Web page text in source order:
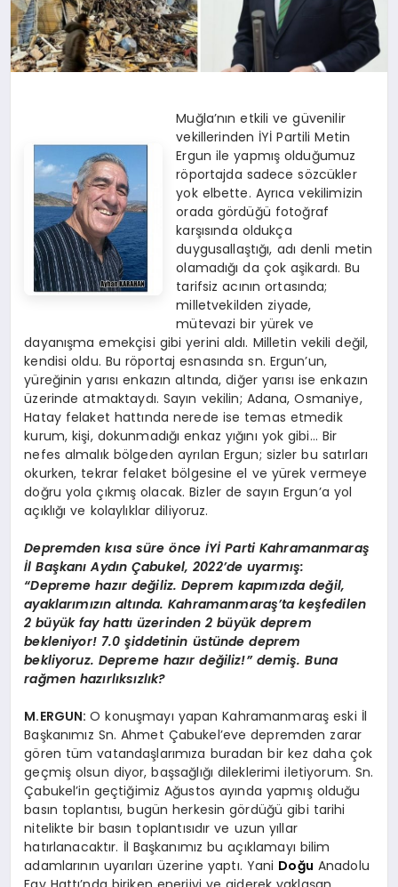
Muğla’nın etkili ve güvenilir
vekillerinden İYİ Partili Metin
Ergun ile yapmış olduğumuz
röportajda sadece sözcükler
yok elbette. Ayrıca vekilimizin
orada gördüğü fotoğraf
karşısında oldukça
duygusallaştığı, adı denli metin
olamadığı da çok aşikardı. Bu
tarifsiz acının ortasında;
milletvekilden ziyade,
mütevazi bir yürek ve
dayanışma emekçisi gibi yerini aldı. Milletin vekili değil,
kendisi oldu. Bu röportaj esnasında sn. Ergun’un,
yüreğinin yarısı enkazın altında, diğer yarısı ise enkazın
üzerinde atmaktaydı. Sayın vekilin; Adana, Osmaniye,
Hatay felaket hattında nerede ise temas etmedik
kurum, kişi, dokunmadığı enkaz yığını yok gibi… Bir
nefes almalık bölgeden ayrılan Ergun; sizler bu satırları
okurken, tekrar felaket bölgesine el ve yürek vermeye
doğru yola çıkmış olacak. Bizler de sayın Ergun’a yol
açıklığı ve kolaylıklar diliyoruz.
Depremden kısa süre önce İYİ Parti Kahramanmaraş
İl Başkanı Aydın Çabukel, 2022’de uyarmış:
“Depreme hazır değiliz. Deprem kapımızda değil,
ayaklarımızın altında. Kahramanmaraş’ta keşfedilen
2 büyük fay hattı üzerinden 2 büyük deprem
bekleniyor! 7.0 şiddetinin üstünde deprem
bekliyoruz. Depreme hazır değiliz!” demiş. Buna
rağmen hazırlıksızlık?
M.ERGUN:O konuşmayı yapan Kahramanmaraş eski İl
Başkanımız Sn. Ahmet Çabukel’eve depremden zarar
gören tüm vatandaşlarımıza buradan bir kez daha çok
geçmiş olsun diyor, başsağlığı dileklerimi iletiyorum. Sn.
Çabukel’in geçtiğimiz Ağustos ayında yapmış olduğu
basın toplantısı, bugün herkesin gördüğü gibi tarihi
nitelikte bir basın toplantısıdır ve uzun yıllar
hatırlanacaktır. İl Başkanımız bu açıklamayı bilim
adamlarının uyarıları üzerine yaptı. Yani Doğu Anadolu